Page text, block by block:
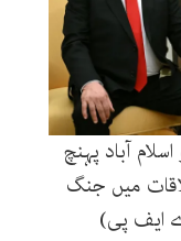
آباد پہنچ
میں جنگ
ایف پی)